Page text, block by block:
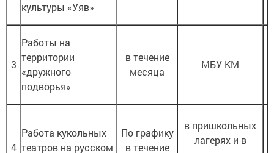
культуры «Уяв»
3
Работы на
территории
«дружного
подворья»
в течение
месяца
МБУ КМ
4
Работа кукольных
театров на русском
По графику
в течение
в пришкольных
лагерях и в